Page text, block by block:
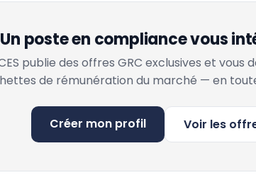
Un poste en compliance vous
publie des offres GRC exclusives et vous
de rémunération du marché — en
Créer mon profil Voir les